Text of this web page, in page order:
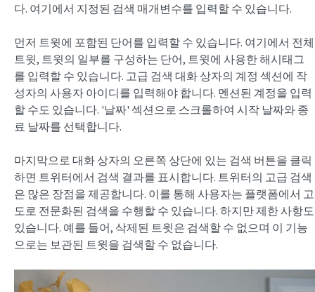
다. 여기에서 지정된 검색 매개변수를 입력할 수 있습니다.
먼저 트윗에 포함된 단어를 입력할 수 있습니다. 여기에서 전체
트윗, 트윗의 일부를 구성하는 단어, 트윗에 사용한 해시태그
를 입력할 수 있습니다. 고급 검색 대화 상자의 계정 섹션에 작
성자의 사용자 아이디를 입력해야 합니다. 멘션된 계정을 입력
할 수도 있습니다. '날짜' 섹션으로 스크롤하여 시작 날짜와 종
료 날짜를 선택합니다.
마지막으로 대화 상자의 오른쪽 상단에 있는 검색 버튼을 클릭
하면 트위터에서 검색 결과를 표시합니다. 트위터의 고급 검색
은 많은 장점을 제공합니다. 이를 통해 사용자는 플랫폼에서 고
도로 전문화된 검색을 수행할 수 있습니다. 하지만 제한 사항도
있습니다. 예를 들어, 삭제된 트윗은 검색할 수 없으며 이 기능
으로는 보관된 트윗을 검색할 수 없습니다.